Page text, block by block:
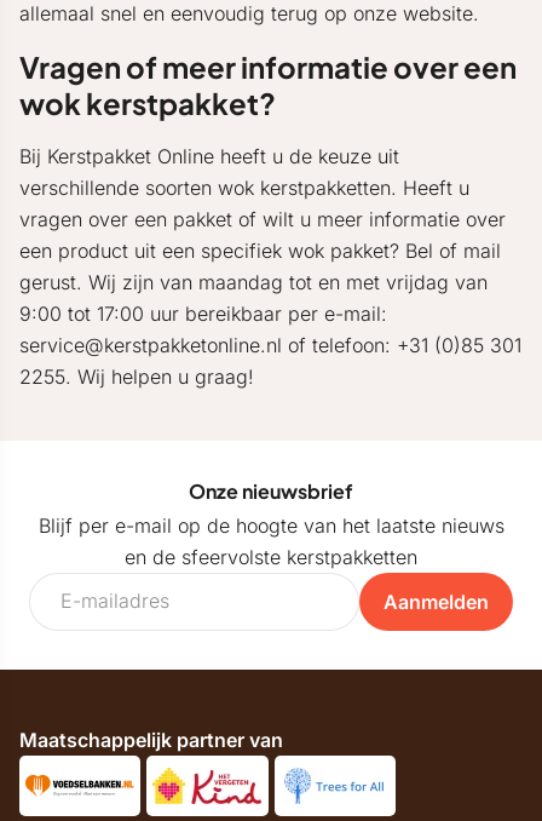
allemaal snel en eenvoudig terug op onze website.
Vragen of meer informatie over een
wok kerstpakket?
Bij Kerstpakket Online heeft u de keuze uit
verschillende soorten wok kerstpakketten. Heeft u
vragen over een pakket of wilt u meer informatie over
een product uit een specifiek wok pakket? Bel of mail
gerust. Wij zijn van maandag tot en met vrijdag van
9:00 tot 17:00 uur bereikbaar per e-mail:
service@kerstpakketonline.nl of telefoon: +31 (0)85 301
2255. Wij helpen u graag!
Onze nieuwsbrief
Blijf per e-mail op de hoogte van het laatste nieuws
en de sfeervolste kerstpakketten
Aanmelden
Maatschappelijk partner van